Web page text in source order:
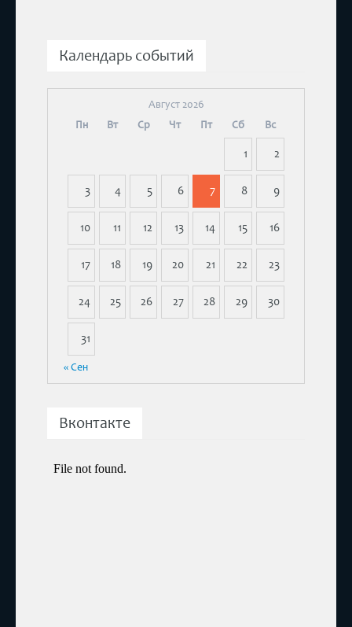
Календарь событий
Август 2026
Пн
Вт Ср Чт Пт Сб Вс
1 2
3 4 5 6 7 8 9
10 11 12 13 14 15 16
17 18 19 20 21 22 23
24 25 26 27 28 29 30
31
« Сен
Вконтакте